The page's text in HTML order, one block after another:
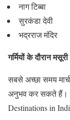
नाग टिब्बा
सुरकंडा देवी
भद्रराज मंदिर
गर्मियों के दौरानमसूरी
सबसे अच्छा समय
अनुभव कर सकते हैं।
Destinations in